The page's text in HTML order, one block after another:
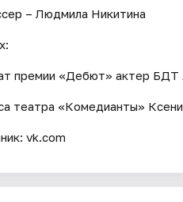
– Людмила Никитина
премии «Дебют» актер
театра «Комедианты»
vk.com